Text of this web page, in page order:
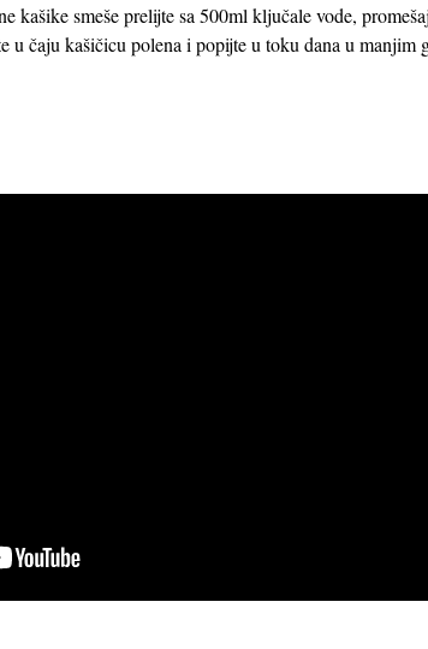
kašike smeše prelijte sa 500ml ključale vode,
u čaju kašičicu polena i popijte u toku dana u manjim